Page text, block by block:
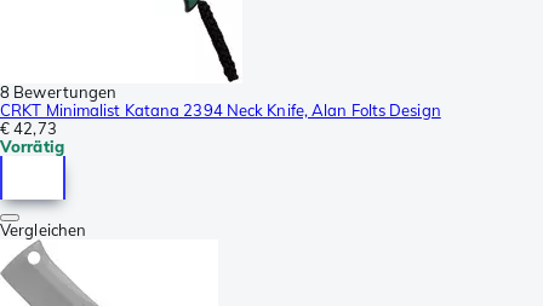
8 Bewertungen
CRKT Minimalist Katana 2394 Neck Knife, Alan Folts Design
€ 42,73
Vorrätig
Vergleichen